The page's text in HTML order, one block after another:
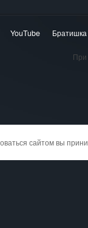
YouTube
При
сайтом вы